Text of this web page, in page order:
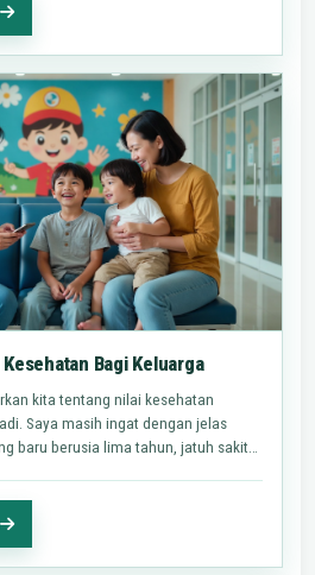
Bagi Keluarga
kita tentang nilai kesehatan
Saya masih ingat dengan jelas
baru berusia lima tahun, jatuh sakit…